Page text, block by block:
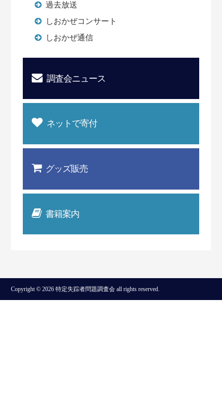
過去放送
しおかぜコンサート
しおかぜ通信
調査会ニュース
ネットで寄付
グッズ販売
書籍案内
Copyright © 2026 特定失踪者問題調査会 all rights reserved.